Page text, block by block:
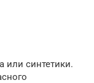
или синтетики.